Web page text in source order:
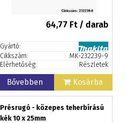
64,77 Ft / darab
Gyártó:
Cikkszám:
MK-232239-9
Elérhetőség:
Részletek
Bővebben Kosárba
Présrugó - közepes teherbírású
kék 10 x 25mm